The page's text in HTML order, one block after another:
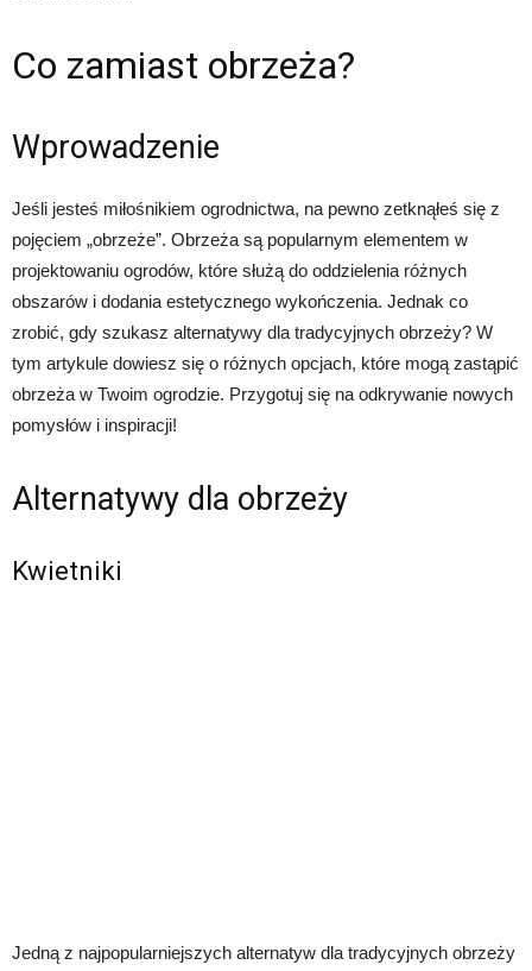
Co zamiast obrzeża?
Wprowadzenie
Jeśli jesteś miłośnikiem ogrodnictwa, na pewno zetknąłeś się z
pojęciem „obrzeże”. Obrzeża są popularnym elementem w
projektowaniu ogrodów, które służą do oddzielenia różnych
obszarów i dodania estetycznego wykończenia. Jednak co
zrobić, gdy szukasz alternatywy dla tradycyjnych obrzeży? W
tym artykule dowiesz się o różnych opcjach, które mogą zastąpić
obrzeża w Twoim ogrodzie. Przygotuj się na odkrywanie nowych
pomysłów i inspiracji!
Alternatywy dla obrzeży
Kwietniki
Jedną z najpopularniejszych alternatyw dla tradycyjnych obrzeży